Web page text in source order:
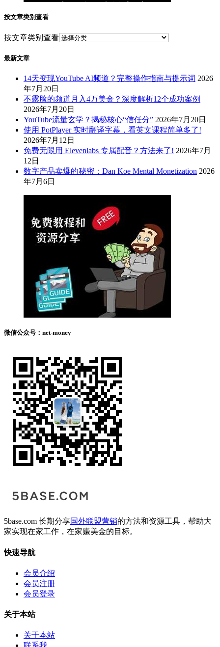
按文章类别查看
按文章类别查看
最新文章
14天变现YouTube AI频道？完整操作指南与提示词 2026
年7月20日
不露脸的频道月入4万美金？深度解析12个成功案例
2026年7月20日
YouTube流量玄学？揭秘核心“信任分” 2026年7月20日
使用 PotPlayer 实时翻译字幕，看英文课程简单多了!
2026年7月12日
免费无限用 Elevenlabs 专属配音？方法来了! 2026年7月
12日
数字产品卖爆的秘密：Dan Koe Mental Monetization 2026
年7月6日
微信公众号：net-money
5base.com 长期分享国外联盟营销的方法和资源工具，帮助大
家实现在家工作，在家赚美金的目标。
快速导航
会员介绍
会员注册
会员登录
关于本站
关于本站